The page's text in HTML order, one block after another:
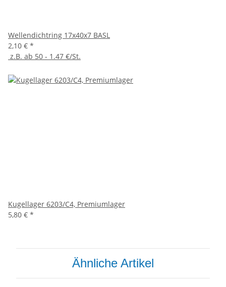
Wellendichtring 17x40x7 BASL
2,10 € *
z.B. ab 50 - 1.47 €/St.
Kugellager 6203/C4, Premiumlager
5,80 € *
Ähnliche Artikel